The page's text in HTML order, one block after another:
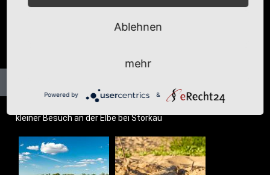
klei­ner Besuch an der Elbe bei Storkau
Ablehnen
mehr
Powered by &